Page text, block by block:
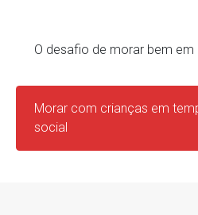
O desafio de morar bem
Morar com crianças em
social